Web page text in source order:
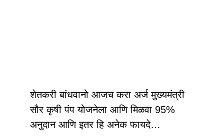
शेतकरी बांधवानो आजच करा अर्ज मुख्यमंत्री
सौर कृषी पंप योजनेला आणि मिळवा 95%
अनुदान आणि इतर हि अनेक फायदे…